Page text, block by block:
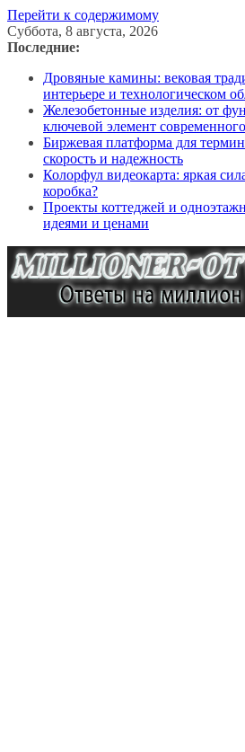
Перейти к содержимому
Суббота, 8 августа, 2026
Последние:
Дровяные камины: вековая
интерьере и технологическом
Железобетонные изделия: от
ключевой элемент
Биржевая платформа для
скорость и надежность
Колорфул видеокарта: яркая
коробка?
Проекты коттеджей и
идеями и ценами